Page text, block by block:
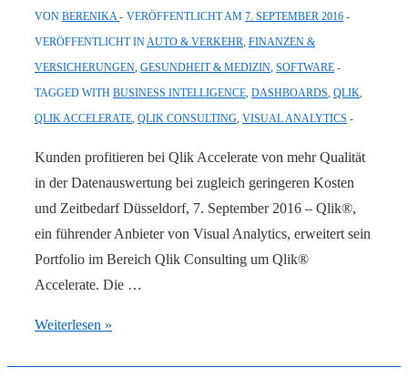
VON BERENIKA VERÖFFENTLICHT AM 7. SEPTEMBER 2016
VERÖFFENTLICHT INAUTO & VERKEHR, FINANZEN &
VERSICHERUNGEN, GESUNDHEIT & MEDIZIN, SOFTWARE
TAGGED WITH BUSINESS INTELLIGENCE, DASHBOARDS, QLIK,
QLIK ACCELERATE, QLIK CONSULTING, VISUAL ANALYTICS
Kunden profitieren bei Qlik Accelerate von mehr Qualität
in der Datenauswertung bei zugleich geringeren Kosten
und Zeitbedarf Düsseldorf, 7. September 2016 – Qlik®,
ein führender Anbieter von Visual Analytics, erweitert sein
Portfolio im Bereich Qlik Consulting um Qlik®
Accelerate. Die …
Qlik:
Weiterlesen »